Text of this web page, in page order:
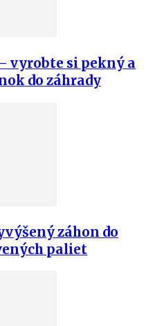
vyrobte si pekný a
do záhrady
záhon do
paliet